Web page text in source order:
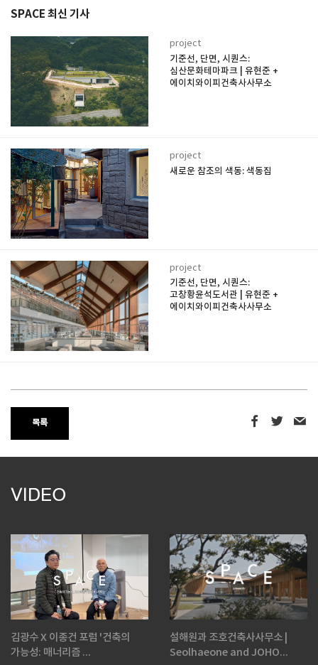
SPACE 최신 기사
project
기준선, 단면, 시퀀스:
심산문화테마파크 | 유현준 +
에이치와이피건축사사무소
project
새로운 참조의 색동: 색동집
project
기준선, 단면, 시퀀스:
고창황윤석도서관 | 유현준 +
에이치와이피건축사사무소
목록
VIDEO
김광수 X 이종건 포럼 '건축의
가능성: 매너리즘 ...
설해원과 조호건축사사무소 |
Seolhaeone and JOHO...